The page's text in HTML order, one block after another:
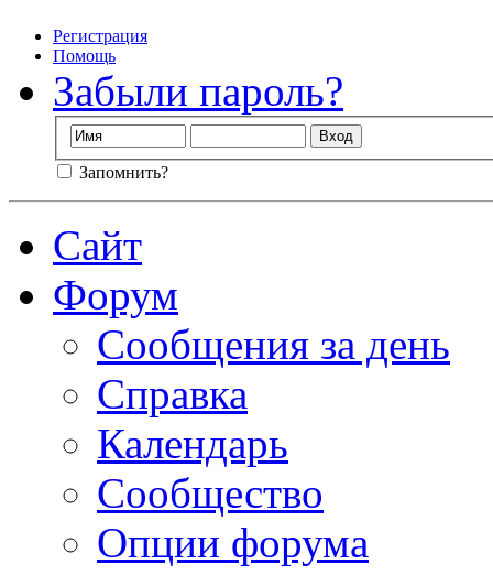
Регистрация
Помощь
Забыли пароль?
Запомнить?
Сайт
Форум
Сообщения за день
Справка
Календарь
Сообщество
Опции форума